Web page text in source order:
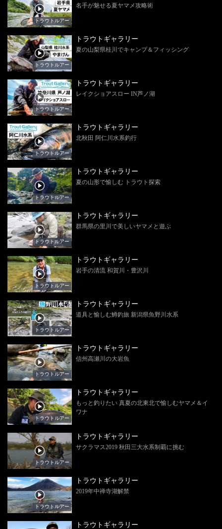
トラウトルアー
名手が魅せる夏ヤマメ攻略術
トラウトルアー
トラウトギャラリー
夏の山梨県桂川でキャンプ＆フィッシング
トラウトルアー
トラウトギャラリー
レイクショアスロー IN芦ノ湖
トラウトルアー
トラウトギャラリー
北秋田 阿仁川水系釣行
トラウトルアー
トラウトギャラリー
夏の山形で愉しむ トラウト探索
トラウトルアー
トラウトギャラリー
群馬県の里川で美しいヤマメと遊ぶ
トラウトルアー
トラウトギャラリー
岩手の清流 和賀川・豊沢川
トラウトルアー
トラウトギャラリー
道具と愉しむ鱒釣旅 新潟県魚野川水系
トラウトルアー
トラウトギャラリー
信州高瀬川の大岩魚
トラウトルアー
トラウトギャラリー
もっと釣りたい 真夏の北東北で愉しむヤマメ＆イ
ワナ
トラウトルアー
トラウトギャラリー
サクラマス2019 秋田三大水系制覇に挑む
トラウトルアー
トラウトギャラリー
2019年中禅寺湖解禁
トラウトギャラリー